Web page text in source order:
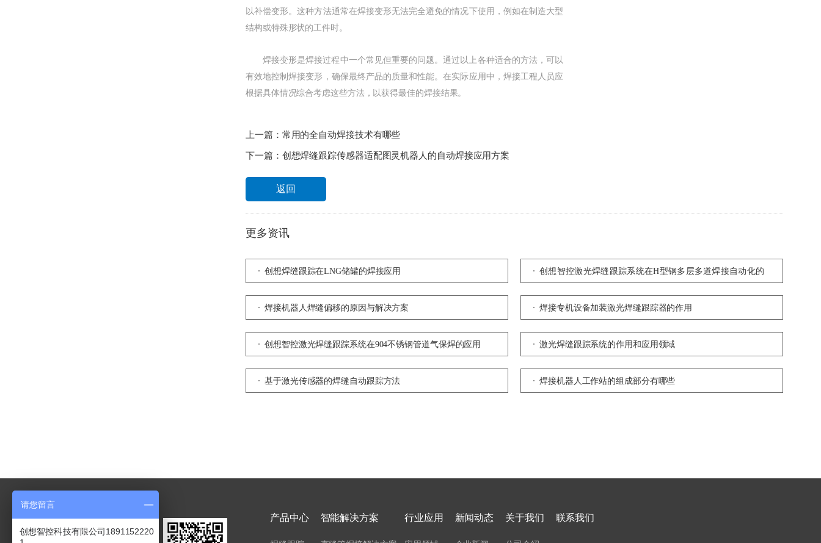
以补偿变形。这种方法通常在焊接变形无法完全避免的情况下使用，例如在制造大型
结构或特殊形状的工件时。
焊接变形是焊接过程中一个常见但重要的问题。通过以上各种适合的方法，可以
有效地控制焊接变形，确保最终产品的质量和性能。在实际应用中，焊接工程人员应
根据具体情况综合考虑这些方法，以获得最佳的焊接结果。
上一篇： 常用的全自动焊接技术有哪些
下一篇： 创想焊缝跟踪传感器适配图灵机器人的自动焊接应用方案
返回
更多资讯
创想焊缝跟踪在LNG储罐的焊接应用 创想智控激光焊缝跟踪系统在H型钢多层多道焊接自动化的
应用
焊接机器人焊缝偏移的原因与解决方案
焊接专机设备加装激光焊缝跟踪器的作用
创想智控激光焊缝跟踪系统在904不锈钢管道气保焊的应用 激光焊缝跟踪系统的作用和应用领域
基于激光传感器的焊缝自动跟踪方法 焊接机器人工作站的组成部分有哪些
产品中心 智能解决方案 行业应用 新闻动态 关于我们 联系我们
请您留言
创想智控科技有限公司1891152220